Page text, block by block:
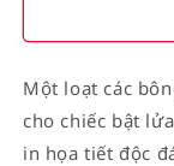
American
on
Flag
Một loạt các
cho chiếc bật
in họa tiết độc